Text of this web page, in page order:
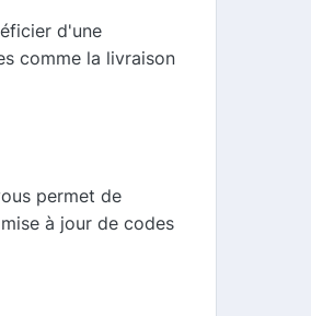
d'une
comme la livraison
permet de
à jour de codes